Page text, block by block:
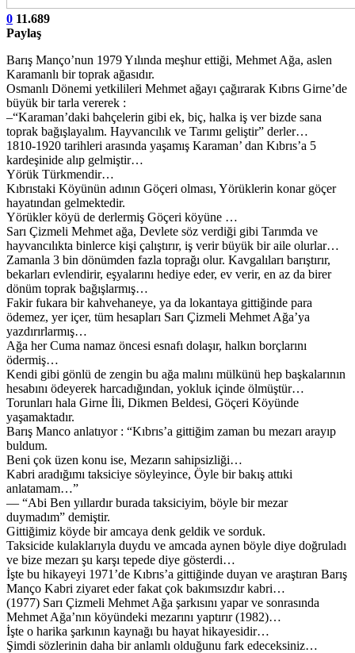
0 11.689
Paylaş
Barış Manço’nun 1979 Yılında meşhur ettiği, Mehmet Ağa, aslen
Karamanlı bir toprak ağasıdır.
Osmanlı Dönemi yetkilileri Mehmet ağayı çağırarak Kıbrıs Girne’de
büyük bir tarla vererek :
–“Karaman’daki bahçelerin gibi ek, biç, halka iş ver bizde sana
toprak bağışlayalım. Hayvancılık ve Tarımı geliştir” derler…
1810-1920 tarihleri arasında yaşamış Karaman’ dan Kıbrıs’a 5
kardeşinide alıp gelmiştir…
Yörük Türkmendir…
Kıbrıstaki Köyünün adının Göçeri olması, Yörüklerin konar göçer
hayatından gelmektedir.
Yörükler köyü de derlermiş Göçeri köyüne …
Sarı Çizmeli Mehmet ağa, Devlete söz verdiği gibi Tarımda ve
hayvancılıkta binlerce kişi çalıştırır, iş verir büyük bir aile olurlar…
Zamanla 3 bin dönümden fazla toprağı olur. Kavgalıları barıştırır,
bekarları evlendirir, eşyalarını hediye eder, ev verir, en az da birer
dönüm toprak bağışlarmış…
Fakir fukara bir kahvehaneye, ya da lokantaya gittiğinde para
ödemez, yer içer, tüm hesapları Sarı Çizmeli Mehmet Ağa’ya
yazdırırlarmış…
Ağa her Cuma namaz öncesi esnafı dolaşır, halkın borçlarını
ödermiş…
Kendi gibi gönlü de zengin bu ağa malını mülkünü hep başkalarının
hesabını ödeyerek harcadığından, yokluk içinde ölmüştür…
Torunları hala Girne İli, Dikmen Beldesi, Göçeri Köyünde
yaşamaktadır.
Barış Manco anlatıyor : “Kıbrıs’a gittiğim zaman bu mezarı arayıp
buldum.
Beni çok üzen konu ise, Mezarın sahipsizliği…
Kabri aradığımı taksiciye söyleyince, Öyle bir bakış attıki
anlatamam…”
— “Abi Ben yıllardır burada taksiciyim, böyle bir mezar
duymadım” demiştir.
Gittiğimiz köyde bir amcaya denk geldik ve sorduk.
Taksicide kulaklarıyla duydu ve amcada aynen böyle diye doğruladı
ve bize mezarı şu karşı tepede diye gösterdi…
İşte bu hikayeyi 1971’de Kıbrıs’a gittiğinde duyan ve araştıran Barış
Manço Kabri ziyaret eder fakat çok bakımsızdır kabri…
(1977) Sarı Çizmeli Mehmet Ağa şarkısını yapar ve sonrasında
Mehmet Ağa’nın köyündeki mezarını yaptırır (1982)…
İşte o harika şarkının kaynağı bu hayat hikayesidir…
Şimdi sözlerinin daha bir anlamlı olduğunu fark edeceksiniz…